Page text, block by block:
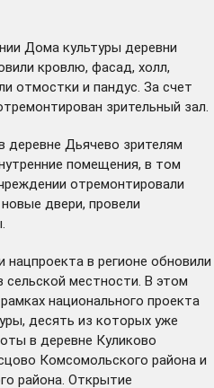
Дома культуры деревни
кровлю, фасад, холл,
отмостки и пандус. За счет
зрительный зал.
Дьячево зрителям
помещения, в том
отремонтировали
двери, провели
в регионе обновили
местности. В этом
национального проекта
десять из которых уже
в деревне Куликово
Комсомольского района и
района. Открытие